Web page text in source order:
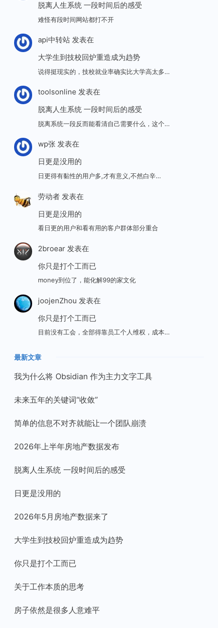
脱离人生系统 一段时间后的感受
难怪有段时间网站都打不开
api中转站发表在
大学生到技校回炉重造成为趋势
说得挺现实的，技校就业率确实比大学高太多…
toolsonline 发表在
脱离人生系统 一段时间后的感受
脱离系统一段反而能看清自己需要什么，这个…
wp张发表在
日更是没用的
日更得有黏性的用户多,才有意义,不然白辛…
劳动者发表在
日更是没用的
看日更的用户和看有用的客户群体部分重合
2broear发表在
你只是打个工而已
money到位了，能化解99的家文化
joojenZhou 发表在
你只是打个工而已
目前没有工会，全部得靠员工个人维权，成本…
最新文章
我为什么将 Obsidian 作为主力文字工具
未来五年的关键词“收敛”
简单的信息不对齐就能让一个团队崩溃
2026年上半年房地产数据发布
脱离人生系统 一段时间后的感受
日更是没用的
2026年5月房地产数据来了
大学生到技校回炉重造成为趋势
你只是打个工而已
关于工作本质的思考
房子依然是很多人意难平